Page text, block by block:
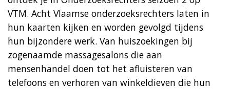
VTM. Acht Vlaamse onderzoeksrechters laten in
hun kaarten kijken en worden gevolgd tijdens
hun bijzondere werk. Van huiszoekingen bij
zogenaamde massagesalons die aan
mensenhandel doen tot het afluisteren van
telefoons en verhoren van winkeldieven die hun